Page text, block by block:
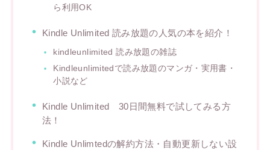
ら利用OK
Kindle Unlimited 読み放題の人気の本を紹介！
kindleunlimited 読み放題の雑誌
Kindleunlimitedで読み放題のマンガ・実用書・
小説など
Kindle Unlimited 30日間無料で試してみる方
法！
Kindle Unlimtedの解約方法・自動更新しない設